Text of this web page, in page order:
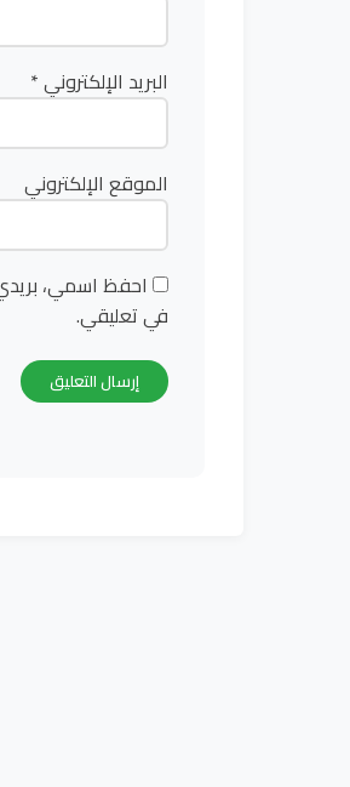
البريد الإلكتروني*
الموقع الإلكتروني
احفظ اسمي،
في تعليقي.